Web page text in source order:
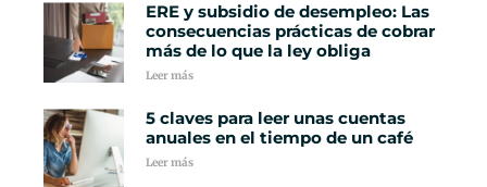
ERE y subsidio de desempleo: Las
consecuencias prácticas de cobrar
más de lo que la ley obliga
Leer más
5 claves para leer unas cuentas
anuales en el tiempo de un café
Leer más